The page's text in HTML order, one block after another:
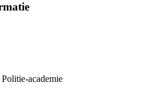
academie